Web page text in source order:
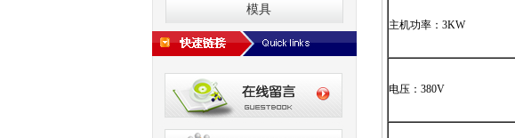
模具
主机功率：3KW
电压：380V